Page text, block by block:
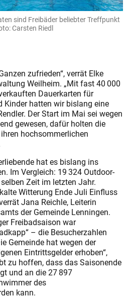
sind Freibäder beliebter Treffpunkt
Carsten Riedl
zufrieden“, verrät Elke
Weilheim. „Mit fast 40 000
Dauerkarten für
Kinder hatten wir bislang eine
Der Start im Mai sei wegen
gewesen, dafür holten die
hochsommerlichen
hat es bislang ins
Im Vergleich: 19 324 Outdoor-
Zeit im letzten Jahr.
Witterung Ende Juli Einfluss
Jana Reichle, Leiterin
der Gemeinde Lenningen.
Freibadsaison war
– die Besucherzahlen
Gemeinde hat wegen der
Eintrittsgelder erhoben“,
zu hoffen, dass das Saisonende
und an die 27 897
des
kann.